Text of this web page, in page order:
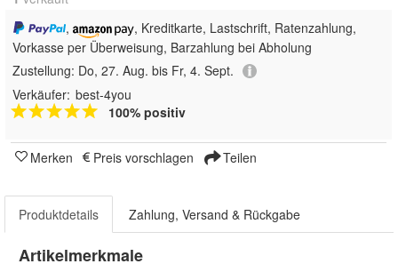
,
, Kreditkarte, Lastschrift, Ratenzahlung,
Vorkasse per Überweisung, Barzahlung bei Abholung
Zustellung: Do, 27. Aug. bis Fr, 4. Sept.
Verkäufer: best-4you
100% positiv
Merken Preis vorschlagen Teilen
Produktdetails Zahlung, Versand & Rückgabe
Artikelmerkmale